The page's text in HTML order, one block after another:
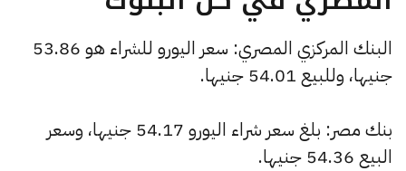
البنك المركزي المصري: سعر اليورو للشراء هو 53.86
جنيها، وللبيع 54.01 جنيها.
بنك مصر: بلغ سعر شراء اليورو 54.17 جنيها، وسعر
البيع 54.36 جنيها.